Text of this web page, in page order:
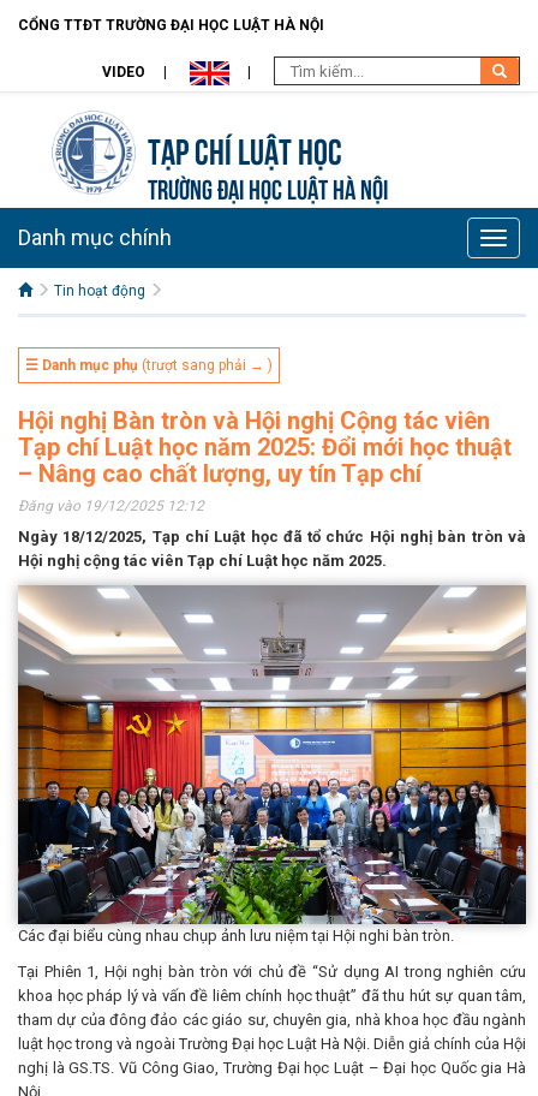
CỔNG TTĐT TRƯỜNG ĐẠI HỌC LUẬT HÀ NỘI
VIDEO
Tạp chí Luật học
TRƯỜNG ĐẠI HỌC LUẬT HÀ NỘI
Toggle
Danh mục chính
Tin hoạt động
☰ Danh mục phụ (trượt sang phải → )
Hội nghị Bàn tròn và Hội nghị Cộng tác viên
Tạp chí Luật học năm 2025: Đổi mới học thuật
– Nâng cao chất lượng, uy tín Tạp chí
Đăng vào 19/12/2025 12:12
Ngày 18/12/2025, Tạp chí Luật học đã tổ chức Hội nghị bàn tròn và
Hội nghị cộng tác viên Tạp chí Luật học năm 2025.
Các đại biểu cùng nhau chụp ảnh lưu niệm tại Hội nghi bàn tròn.
Tại Phiên 1, Hội nghị bàn tròn với chủ đề “Sử dụng AI trong nghiên cứu
khoa học pháp lý và vấn đề liêm chính học thuật” đã thu hút sự quan tâm,
tham dự của đông đảo các giáo sư, chuyên gia, nhà khoa học đầu ngành
luật học trong và ngoài Trường Đại học Luật Hà Nội. Diễn giả chính của Hội
nghị là GS.TS. Vũ Công Giao, Trường Đại học Luật – Đại học Quốc gia Hà
Nội.